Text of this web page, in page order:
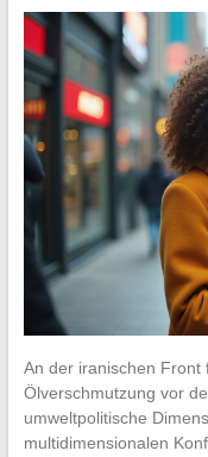
An der iranischen Front
Ölverschmutzung vor
umweltpolitische
multidimensionalen